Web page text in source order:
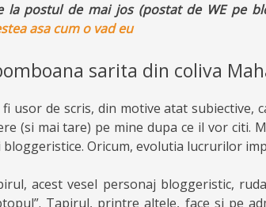
la postul de mai jos (postat de WE pe
asa cum o vad eu
sarita din coliva
usor de scris, din motive atat subiective,
(si mai tare) pe mine dupa ce il vor citi.
Oricum, evolutia lucrurilor
acest vesel personaj bloggeristic,
Tapirul, printre altele, face si pe